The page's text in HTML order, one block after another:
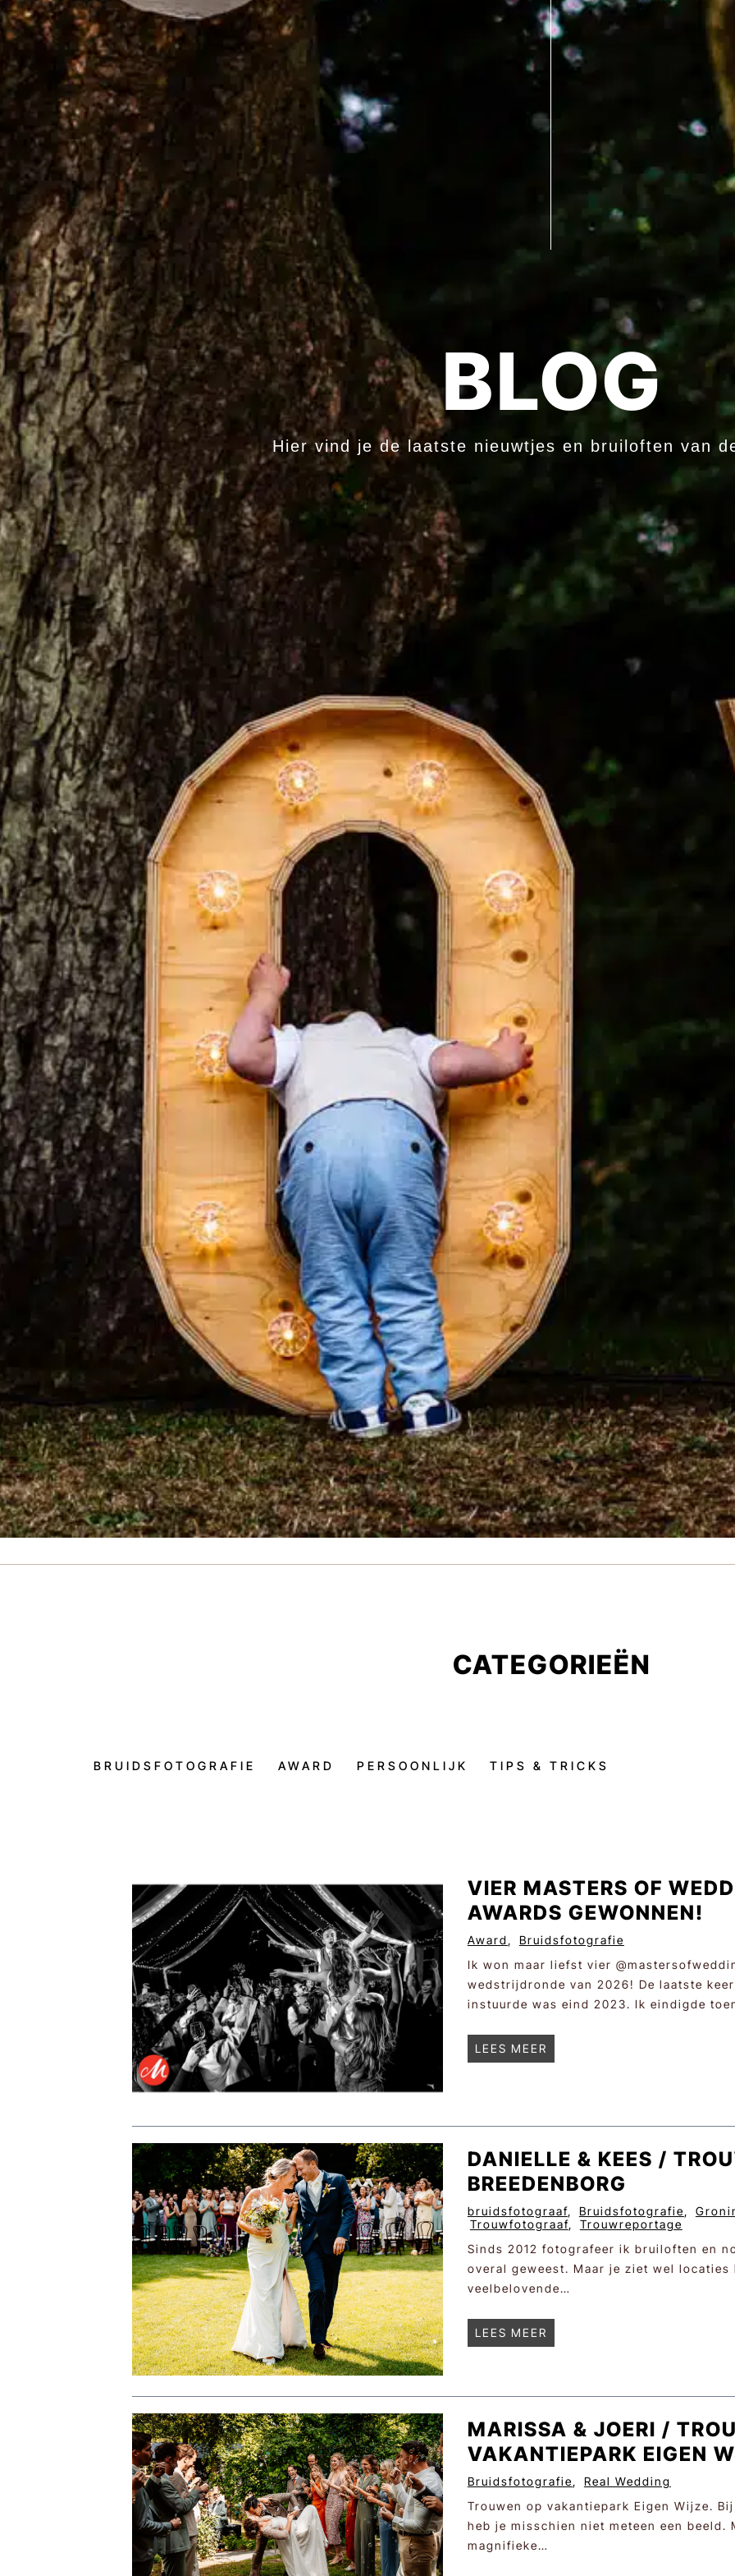
BLOG
Hier vind je de laatste nieuwtjes en bruiloften van
CATEGORIEËN
BRUIDSFOTOGRAFIE AWARD PERSOONLIJK TIPS & TRICKS
VIER MASTERS OF
AWARDS GEWONNEN!
Award,
Bruidsfotografie
Ik won maar liefst vier
wedstrijdronde van 2026! De laatste
instuurde was eind 2023. Ik eindigde
LEES MEER
i
M
s
t
r
s
o
f
e
g
P
h
o
t
o
DANIELLE & KEES /
BREEDENBORG
bruidsfotograaf, Bruidsfotografie,
Trouwfotograaf,
Trouwreportage
Sinds 2012 fotografeer ik bruiloften en
overal geweest. Maar je ziet wel locaties
veelbelovende…
LEES MEER
a
l
l
&
K
e
e
MARISSA & JOERI /
VAKANTIEPARK EIGEN
Bruidsfotografie,
Real Wedding
Trouwen op vakantiepark Eigen Wijze.
heb je misschien niet meteen een
magnifieke…